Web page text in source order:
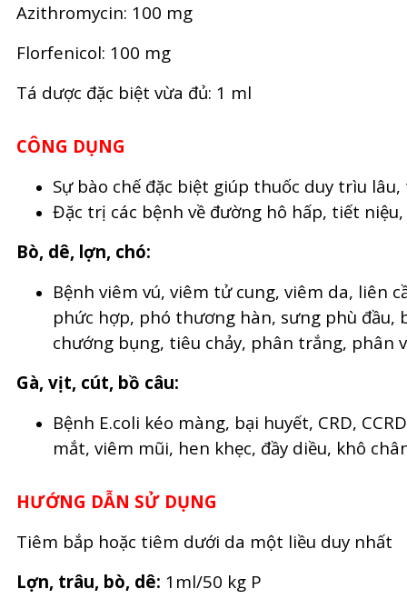
Azithromycin: 100 mg
Florfenicol: 100 mg
Tá dược đặc biệt vừa đủ: 1 ml
CÔNG DỤNG
Sự bào chế đặc biệt giúp thuốc duy trìu
Đặc trị các bệnh về đường hô hấp, tiết
Bò, dê, lợn, chó:
Bệnh viêm vú, viêm tử cung, viêm da, liên
phức hợp, phó thương hàn, sưng phù đầu,
chướng bụng, tiêu chảy, phân trắng, phân
Gà, vịt, cút, bồ câu:
Bệnh E.coli kéo màng, bại huyết, CRD,
mắt, viêm mũi, hen khẹc, đầy diều, khô
HƯỚNG DẪN SỬ DỤNG
Tiêm bắp hoặc tiêm dưới da một liều duy nhất
Lợn, trâu, bò, dê: 1ml/50 kg P